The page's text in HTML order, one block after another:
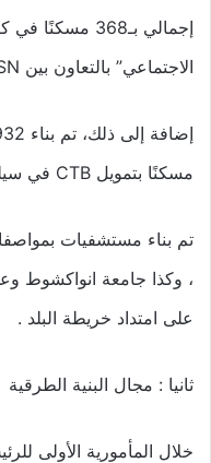
إجمالي بـ368
الاجتماعي” بالتعاون بين DGSN والتآزر .
مسكنًا بتمويل CTB في سيليبابي عقب فيضانات 2019 .
تم بناء مستشفيات
، وكذا جامعة انواكشوط
على امتداد خريطة البلد .
ثانيا : مجال البنية الطرقية